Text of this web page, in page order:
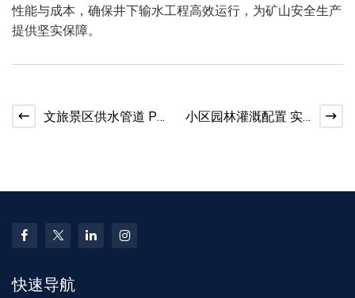
性能与成本，确保井下输水工程高效运行，为矿山安全生产
提供坚实保障。
文旅景区供水管道 PE
小区园林灌溉配置 实
快速导航